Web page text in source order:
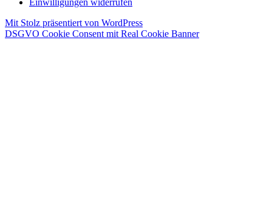
Einwilligungen widerrufen
Mit Stolz präsentiert von WordPress
DSGVO Cookie Consent mit Real Cookie Banner